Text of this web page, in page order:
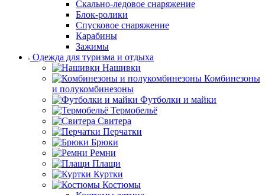
Скально-ледовое снаряжение
Блок-ролики
Спусковое снаряжение
Карабины
Зажимы
Одежда для туризма и отдыха
Нашивки
Комбинезоны
и полукомбинезоны
Футболки и майки
Термобельё
Свитера
Перчатки
Брюки
Ремни
Плащи
Куртки
Костюмы